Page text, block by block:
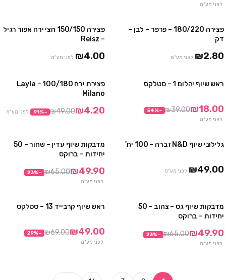
לפני מע"מ
פצירה 180/220 – פרפר – לבן –
דק
₪2.80 לפני מע"מ
פצירה 150/150 חצי ירח אפור רגיל
– Reisz
₪4.00 לפני מע"מ
ראש שיוף יהלום 1 – סטלקס
₪18.00
₪39.00
−
54%
לפני מע"מ
פצירת ירח 100/180 – Layla
Milano
₪4.20
₪49.00
−
91% לפני מע"מ
גלילוני שיוף N&D זברה – 100 יח'
₪49.00 לפני מע"מ
מדבקות שיוף עדין – שחור – 50
יחידות – ברוקס
₪49.90
₪65.00
−
23%
לפני מע"מ
מדבקות שיוף גס – צהוב – 50
יחידות – ברוקס
₪49.90
₪65.00
−
23%
לפני מע"מ
ראש שיוף קרבייד 13 – סטלקס
₪49.00
₪69.00
−
29%
לפני מע"מ